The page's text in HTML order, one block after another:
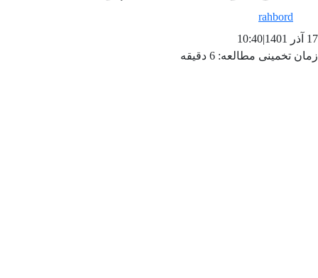
rahbord
17 آذر 1401
|
10:40
زمان تخمینی مطالعه: 6 دقیقه